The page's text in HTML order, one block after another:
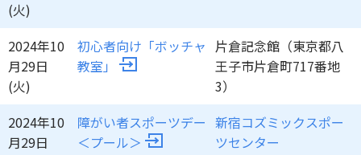
(火)
2024年10
月29日
(火)
初心者向け「ボッチャ
教室」
片倉記念館（東京都八
王子市片倉町717番地
3）
2024年10
月29日
障がい者スポーツデー
＜プール＞
新宿コズミックスポー
ツセンター